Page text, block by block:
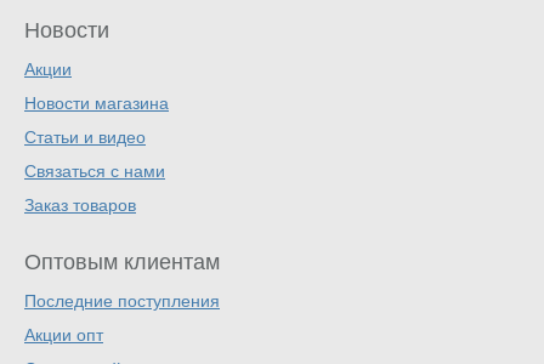
Новости
Акции
Новости магазина
Статьи и видео
Связаться с нами
Заказ товаров
Оптовым клиентам
Последние поступления
Акции опт